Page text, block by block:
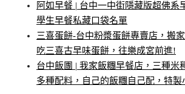
阿如早餐 | 台中一中街隱藏版超佛系
學生早餐私藏口袋名單
三喜蛋餅-台中粉漿蛋餅專賣店，搬
吃三喜古早味蛋餅，往樂成宮前進!
台中飯團 | 我家飯糰早餐店，三種米
多種配料，自己的飯糰自己配，特製